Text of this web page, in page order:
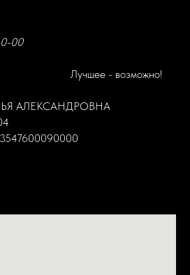
00
Лучшее - возможно!
АЛЕКСАНДРОВНА